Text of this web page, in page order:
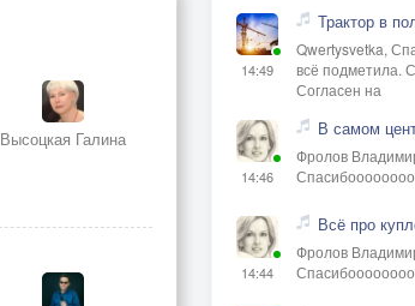
Высоцкая Галина
14:49
Трактор в
Qwertysvetka,
всё подметила.
Согласен на
14:46
В самом
Фролов
14:44
Всё про
Фролов